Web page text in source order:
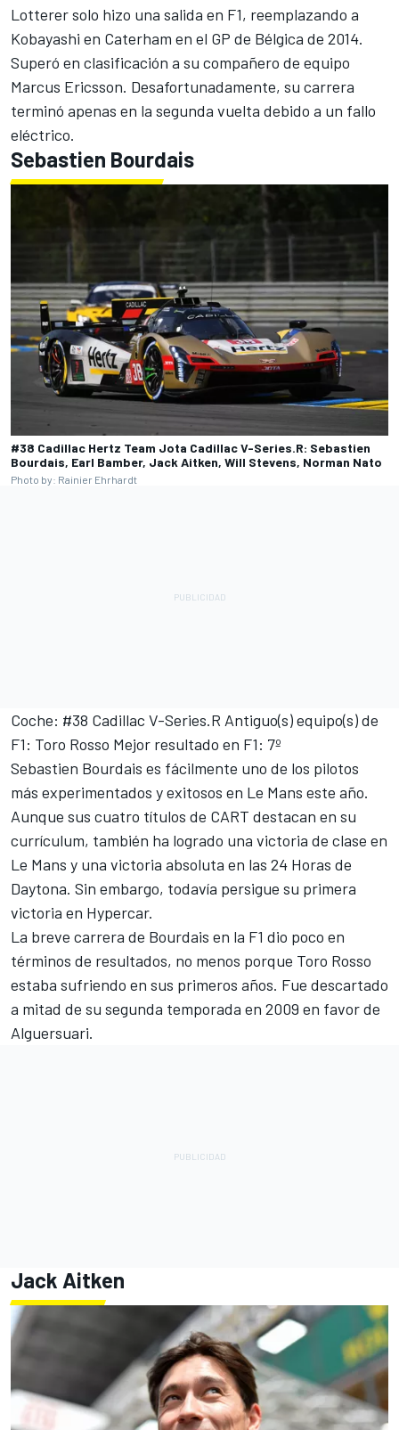
Lotterer solo hizo una salida en F1, reemplazando a
Kobayashi en Caterham en el GP de Bélgica de 2014.
Superó en clasificación a su compañero de equipo
Marcus Ericsson. Desafortunadamente, su carrera
terminó apenas en la segunda vuelta debido a un fallo
eléctrico.
Sebastien Bourdais
#38 Cadillac Hertz Team Jota Cadillac V-Series.R: Sebastien
Bourdais, Earl Bamber, Jack Aitken, Will Stevens, Norman Nato
Photo by: Rainier Ehrhardt
Coche: #38 Cadillac V-Series.R Antiguo(s) equipo(s) de
F1: Toro Rosso Mejor resultado en F1: 7º
Sebastien Bourdais es fácilmente uno de los pilotos
más experimentados y exitosos en Le Mans este año.
Aunque sus cuatro títulos de CART destacan en su
currículum, también ha logrado una victoria de clase en
Le Mans y una victoria absoluta en las 24 Horas de
Daytona. Sin embargo, todavía persigue su primera
victoria en Hypercar.
La breve carrera de Bourdais en la F1 dio poco en
términos de resultados, no menos porque Toro Rosso
estaba sufriendo en sus primeros años. Fue descartado
a mitad de su segunda temporada en 2009 en favor de
Alguersuari.
Jack Aitken